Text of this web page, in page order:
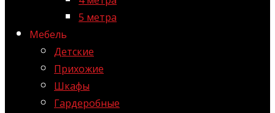
5 метра
Мебель
Детские
Прихожие
Шкафы
Гардеробные